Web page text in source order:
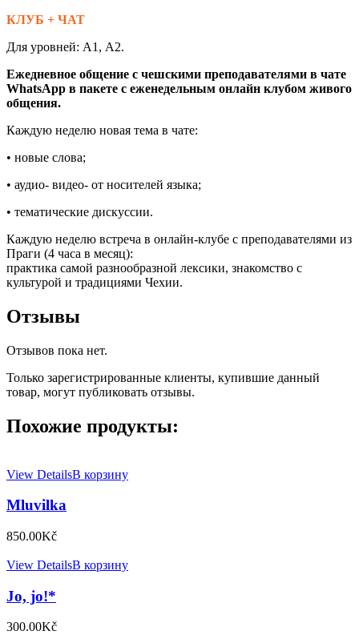
КЛУБ + ЧАТ
Для уровней: А1, А2.
Ежедневное общение с чешскими преподавателями в чате
WhatsApp в пакете с еженедельным онлайн клубом живого
общения.
Каждую неделю новая тема в чате:
• новые слова;
• аудио- видео- от носителей языка;
• тематические дискуссии.
Каждую неделю встреча в онлайн-клубе с преподавателями из
Праги (4 часа в месяц):
практика самой разнообразной лексики, знакомство с
культурой и традициями Чехии.
Отзывы
Отзывов пока нет.
Только зарегистрированные клиенты, купившие данный
товар, могут публиковать отзывы.
Похожие продукты:
View DetailsВ корзину
Mluvilka
850.00Kč
View DetailsВ корзину
Jo, jo!*
300.00Kč